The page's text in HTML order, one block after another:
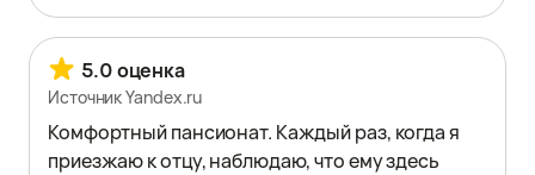
5.0 оценка
Источник Yandex.ru
Комфортный пансионат. Каждый раз, когда я
приезжаю к отцу, наблюдаю, что ему здесь